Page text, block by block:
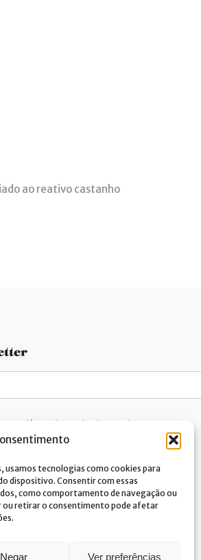
usamos tecnologias como cookies para
dispositivo. Consentir com essas
como comportamento de navegação ou
ou retirar o consentimento pode afetar
Negar Ver preferências
ao reativo castanho
ao tratamento
aceito a política de
está comprometida com a
do RGPD. Para tratarmos os
pessoais, precisamos do seu
Clique
aqui
e conheça a nossa